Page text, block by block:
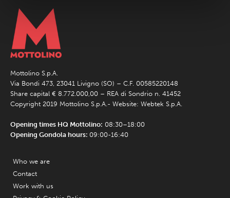
Mottolino S.p.A.
Via Bondi 473, 23041 Livigno (SO) – C.F. 00585220148
Share capital € 8.772.000,00 – REA di Sondrio n. 41452
Copyright 2019 Mottolino S.p.A.- Website: Webtek S.p.A.
Opening times HQ Mottolino: 08:30–18:00
Opening Gondola hours: 09:00-16:40
Who we are
Contact
Work with us